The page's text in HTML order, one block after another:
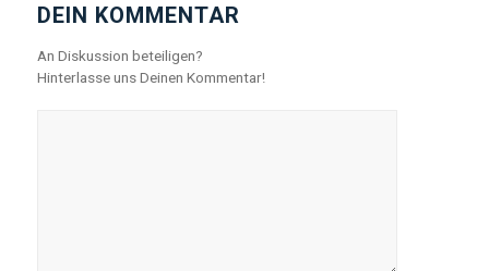
DEIN KOMMENTAR
An Diskussion beteiligen?
Hinterlasse uns Deinen Kommentar!